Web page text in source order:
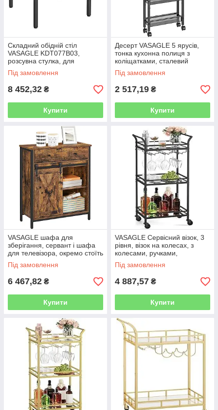
Складний обідній стіл
VASAGLE KDT077B03,
розсувна стулка, для
невеликих приміщень, на 2-4
людини, промисловий, 78 x
Під замовлення
8 452,32 ₴
Купити
Десерт VASAGLE 5 ярусів,
тонка кухонна полиця з
коліщатками, сталевий
каркас, ручка, малий простір,
13 x 45,4 x 99,6 см, ванна
Під замовлення
2 517,19 ₴
Купити
VASAGLE шафа для
зберігання, сервант і шафа
для телевізора, окремо стоїть
підлогова шафа з 1
шухлядою та розсувними
Під замовлення
6 467,82 ₴
Купити
VASAGLE Сервісний візок, 3
рівня, візок на колесах, з
колесами, ручками,
дзеркальними стелажами,
для маленьких кімнат, кухні,
Під замовлення
4 887,57 ₴
Купити